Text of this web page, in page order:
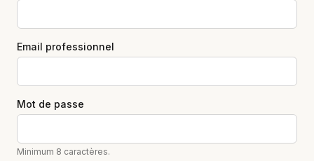
Email professionnel
Mot de passe
Minimum 8 caractères.